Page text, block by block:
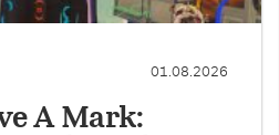
01.08.2026
A Mark: